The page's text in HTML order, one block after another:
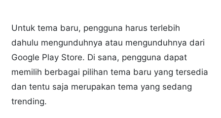
Untuk tema baru, pengguna harus terlebih
dahulu mengunduhnya atau mengunduhnya dari
Google Play Store. Di sana, pengguna dapat
memilih berbagai pilihan tema baru yang tersedia
dan tentu saja merupakan tema yang sedang
trending.